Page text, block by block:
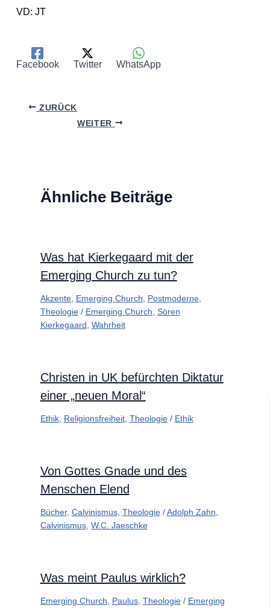
VD: JT
Facebook Twitter WhatsApp
ZURÜCK
WEITER
Ähnliche Beiträge
Was hat Kierkegaard mit der
Emerging Church zu tun?
Akzente, Emerging Church Postmoderne,
Theologie/ Emerging Church Sören
Kierkegaard Wahrheit
Christen in UK befürchten Diktatur
einer „neuen Moral“
Ethik, Religionsfreiheit, Theologie/ Ethik
Von Gottes Gnade und des
Menschen Elend
Bücher, Calvinismus, Theologie/Adolph Zahn
Calvinismus, W.C. Jaeschke
Was meint Paulus wirklich?
Emerging Church Paulus, Theologie/ Emerging